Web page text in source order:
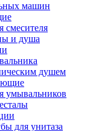
машин
смесителя
и душа
душем
умывальников
для унитаза